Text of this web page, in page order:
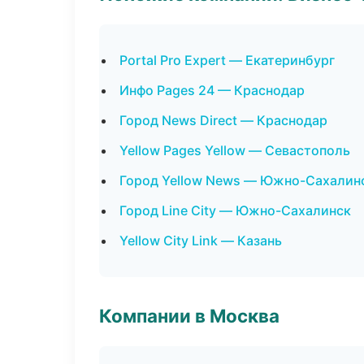
Portal Pro Expert — Екатеринбург
Инфо Pages 24 — Краснодар
Город News Direct — Краснодар
Yellow Pages Yellow — Севастополь
Город Yellow News — Южно-
Город Line City — Южно-Сахалинск
Yellow City Link — Казань
Компании в Москва